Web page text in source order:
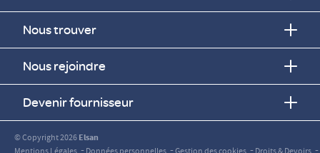
Nous trouver
Nous rejoindre
Devenir fournisseur
© Copyright 2026Elsan